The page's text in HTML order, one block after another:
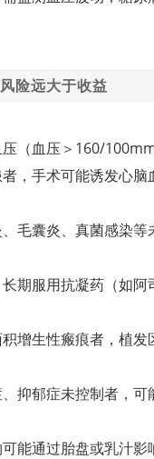
险远大于收益
（血压＞160/
，手术可能诱发心脑
毛囊炎、真菌感染等
期服用抗凝药（如阿
增生性瘢痕者，植发
、抑郁症未控制者，
能通过胎盘或乳汁影